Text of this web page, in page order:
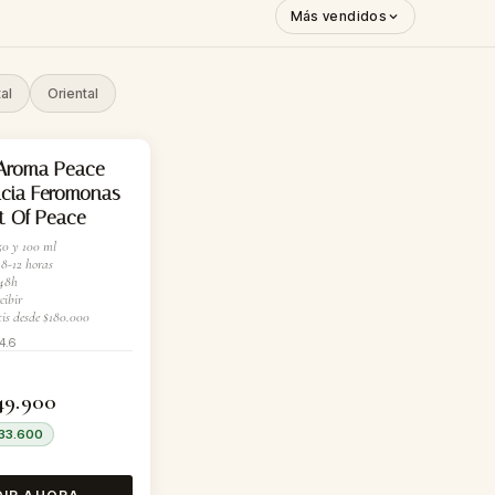
Más vendidos
Oriental
Peace
Feromonas
Of Peace
y 100 ml
12 horas
desde $180.000
4.6